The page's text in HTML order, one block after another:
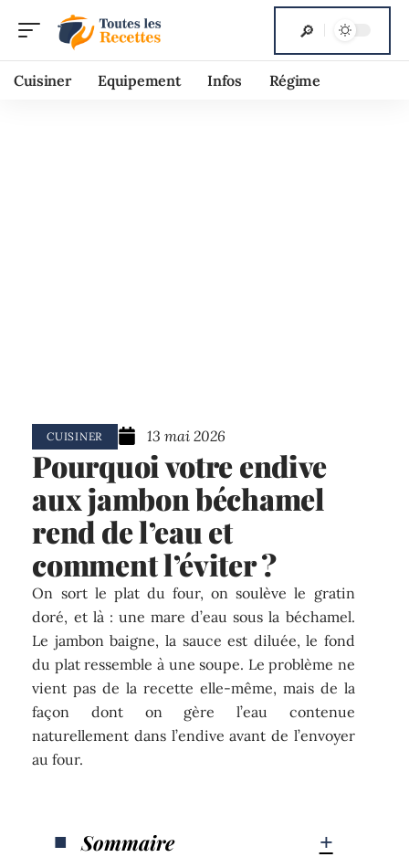
Cuisiner Equipement Infos Régime
CUISINER 13 mai 2026
Pourquoi votre endive
aux jambon béchamel
rend de l’eau et
comment l’éviter ?
On sort le plat du four, on soulève le gratin
doré, et là : une mare d’eau sous la béchamel.
Le jambon baigne, la sauce est diluée, le fond
du plat ressemble à une soupe. Le problème ne
vient pas de la recette elle-même, mais de la
façon dont on gère l’eau contenue
naturellement dans l’endive avant de l’envoyer
au four.
Sommaire